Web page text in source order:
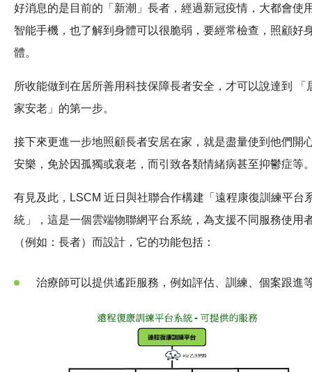
好消息的是目前的「新潮」長者，經過新冠疫情，大都會使
智能手機，也了解到身體可以很脆弱，要經常檢查，照顧好
體。
所收能做到在居所善用科技保障長者安全，才可以說達到 「
家安老」的第一步。
接下來更進一步地照顧長者安居在家，就是盡量使到他們開
安樂，免於因孤獨或衰老，而引致各類情緒病甚至抑鬱症等
有見及此，LSCM 近日與社聯合作構建「遠程康復訓練平台
統」，這是一個雲端物聯網平台系統，為支援不同服務使用
（例如：長者）而設計，它的功能包括：
治療師可以提供遙距服務，例如評估、訓練、個案跟進